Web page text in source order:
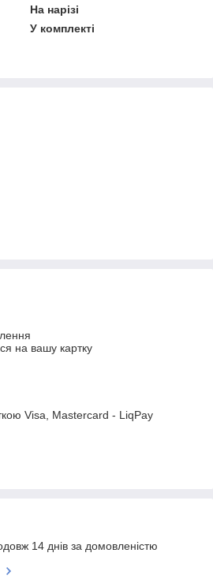
На нарізі
У комплекті
на вашу картку
Visa, Mastercard - LiqPay
14 днів за домовленістю